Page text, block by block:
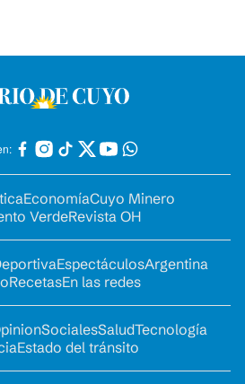
EconomíaCuyo Minero
VerdeRevista OH
EspectáculosArgentina
RecetasEn las redes
SocialesSaludTecnología
Estado del tránsito